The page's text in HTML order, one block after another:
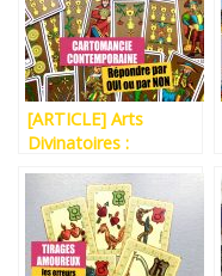
[ARTICLE] Arts
Divinatoires :
par NON (partie 2)